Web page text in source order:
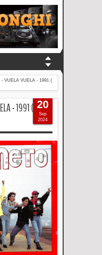
- VUELA VUELA - 1991 (
- 1991 ( 20
Sep
2024